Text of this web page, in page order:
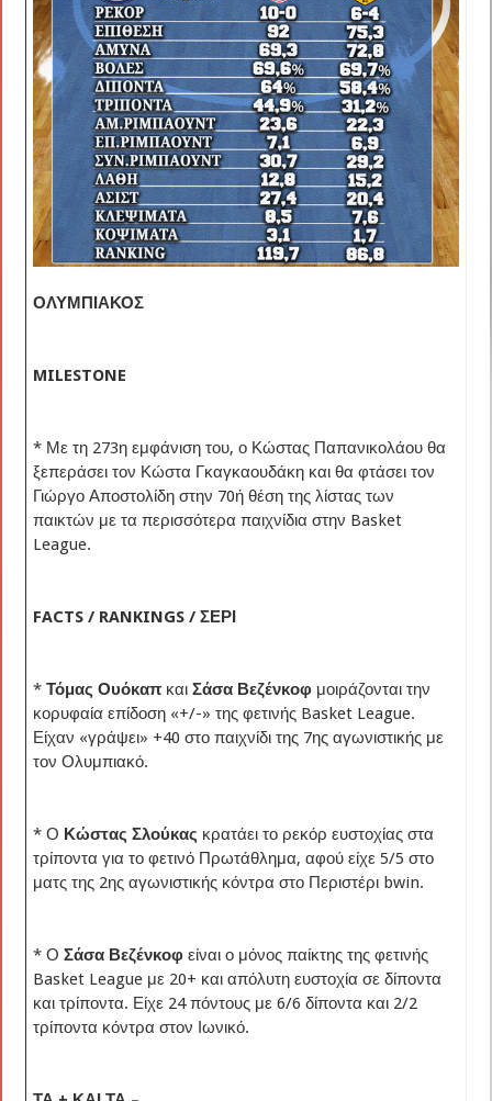
ΟΛΥΜΠΙΑΚΟΣ
MILESTONE
* Με τη 273η εμφάνιση του, ο Κώστας Παπανικολάου θα
ξεπεράσει τον Κώστα Γκαγκαουδάκη και θα φτάσει τον
Γιώργο Αποστολίδη στην 70ή θέση της λίστας των
παικτών με τα περισσότερα παιχνίδια στην Basket
League.
FACTS / RANKINGS / ΣΕΡΙ
*Τόμας Ουόκαπ καιΣάσα Βεζένκοφ μοιράζονται την
κορυφαία επίδοση «+/-» της φετινής Basket League.
Είχαν «γράψει» +40 στο παιχνίδι της 7ης αγωνιστικής με
τον Ολυμπιακό.
* Ο Κώστας Σλούκας κρατάει το ρεκόρ ευστοχίας στα
τρίποντα για το φετινό Πρωτάθλημα, αφού είχε 5/5 στο
ματς της 2ης αγωνιστικής κόντρα στο Περιστέρι bwin.
* ΟΣάσα Βεζένκοφ είναι ο μόνος παίκτης της φετινής
Basket League με 20+ και απόλυτη ευστοχία σε δίποντα
και τρίποντα. Είχε 24 πόντους με 6/6 δίποντα και 2/2
τρίποντα κόντρα στον Ιωνικό.